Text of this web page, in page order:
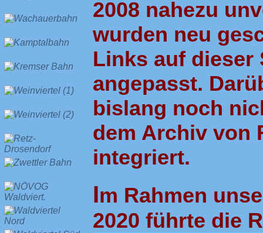
2008 nahezu
wurden neu
Links auf dieser
angepasst.
bislang noch
dem Archiv von
integriert.
Im Rahmen
2020 führte die